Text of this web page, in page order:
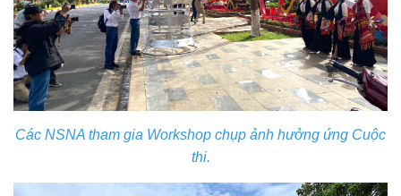
Các NSNA tham gia Workshop chụp ảnh hưởng ứng Cuộc
thi.